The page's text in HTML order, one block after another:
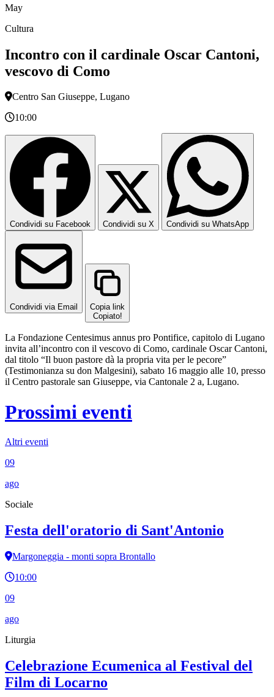
May
Cultura
Incontro con il cardinale Oscar Cantoni,
vescovo di Como
Centro San Giuseppe, Lugano
10:00
Condividi su Facebook Condividi su X Condividi su WhatsApp
Condividi via Email
Copia link
Copiato!
La Fondazione Centesimus annus pro Pontifice, capitolo di Lugano
invita all’incontro con il vescovo di Como, cardinale Oscar Cantoni,
dal titolo “Il buon pastore dà la propria vita per le pecore”
(Testimonianza su don Malgesini), sabato 16 maggio alle 10, presso
il Centro pastorale san Giuseppe, via Cantonale 2 a, Lugano.
Prossimi eventi
Altri eventi
09
ago
Sociale
Festa dell'oratorio di Sant'Antonio
Margoneggia - monti sopra Brontallo
10:00
09
ago
Liturgia
Celebrazione Ecumenica al Festival del
Film di Locarno